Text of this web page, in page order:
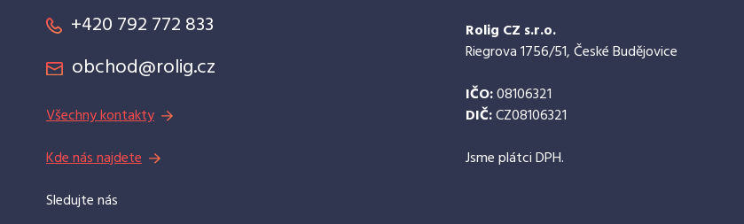
+420 792 772 833
obchod@rolig.cz
Všechny kontakty
Kde nás najdete
Sledujte nás
Rolig CZ s.r.o.
Riegrova 1756/51, České Budějovice
IČO:08106321
DIČ:CZ08106321
Jsme plátci DPH.